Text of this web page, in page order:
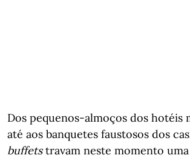
Dos pequenos-almoços dos hotéis
até aos banquetes faustosos dos
buffetstravam neste momento